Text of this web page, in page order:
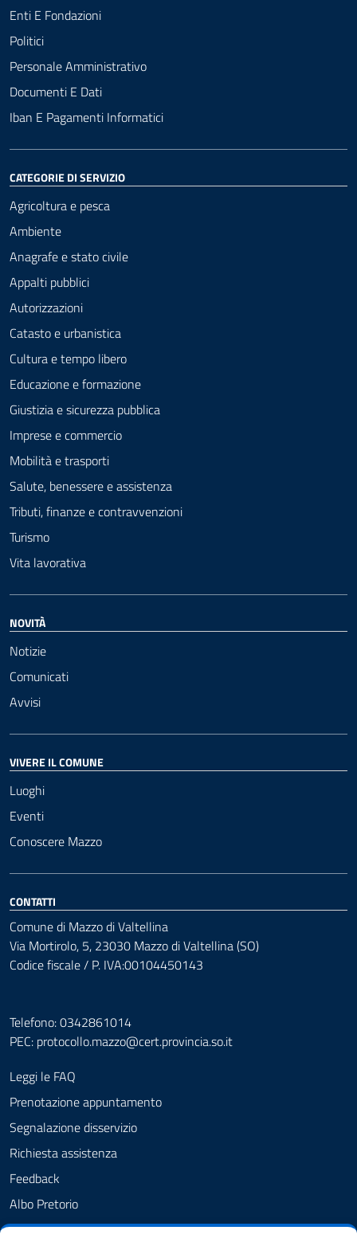
Enti E Fondazioni
Politici
Personale Amministrativo
Documenti E Dati
Iban E Pagamenti Informatici
CATEGORIE DI SERVIZIO
Agricoltura e pesca
Ambiente
Anagrafe e stato civile
Appalti pubblici
Autorizzazioni
Catasto e urbanistica
Cultura e tempo libero
Educazione e formazione
Giustizia e sicurezza pubblica
Imprese e commercio
Mobilità e trasporti
Salute, benessere e assistenza
Tributi, finanze e contravvenzioni
Turismo
Vita lavorativa
NOVITÀ
Notizie
Comunicati
Avvisi
VIVERE IL COMUNE
Luoghi
Eventi
Conoscere Mazzo
CONTATTI
Comune di Mazzo di Valtellina
Via Mortirolo, 5, 23030 Mazzo di Valtellina (SO)
Codice fiscale / P. IVA:00104450143
Telefono: 0342861014
PEC: protocollo.mazzo@cert.provincia.so.it
Leggi le FAQ
Prenotazione appuntamento
Segnalazione disservizio
Richiesta assistenza
Feedback
Albo Pretorio
Amministrazione trasparente